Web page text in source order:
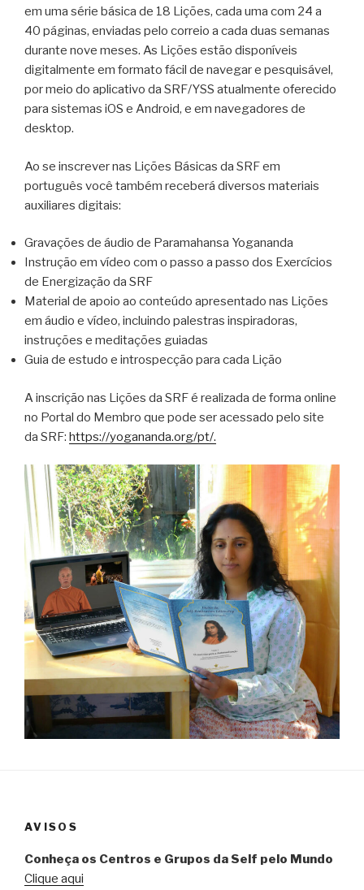
em uma série básica de 18 Lições, cada uma com 24 a
40 páginas, enviadas pelo correio a cada duas semanas
durante nove meses. As Lições estão disponíveis
digitalmente em formato fácil de navegar e pesquisável,
por meio do aplicativo da SRF/YSS atualmente oferecido
para sistemas iOS e Android, e em navegadores de
desktop.
Ao se inscrever nas Lições Básicas da SRF em
português você também receberá diversos materiais
auxiliares digitais:
Gravações de áudio de Paramahansa Yogananda
Instrução em vídeo com o passo a passo dos Exercícios
de Energização da SRF
Material de apoio ao conteúdo apresentado nas Lições
em áudio e vídeo, incluindo palestras inspiradoras,
instruções e meditações guiadas
Guia de estudo e introspecção para cada Lição
A inscrição nas Lições da SRF é realizada de forma online
no Portal do Membro que pode ser acessado pelo site
da SRF: https://yogananda.org/pt/.
AVISOS
Conheça os Centros e Grupos da Self pelo Mundo
Clique aqui